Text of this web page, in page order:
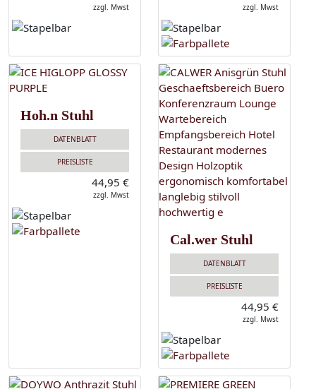
zzgl. Mwst zzgl. Mwst
Hoh.n Stuhl
DATENBLATT
PREISLISTE
44,95 €
zzgl. Mwst
Cal.wer Stuhl
DATENBLATT
PREISLISTE
44,95 €
zzgl. Mwst